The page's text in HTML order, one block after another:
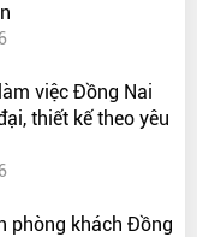
việc Đồng Nai
thiết kế theo yêu
phòng khách Đồng